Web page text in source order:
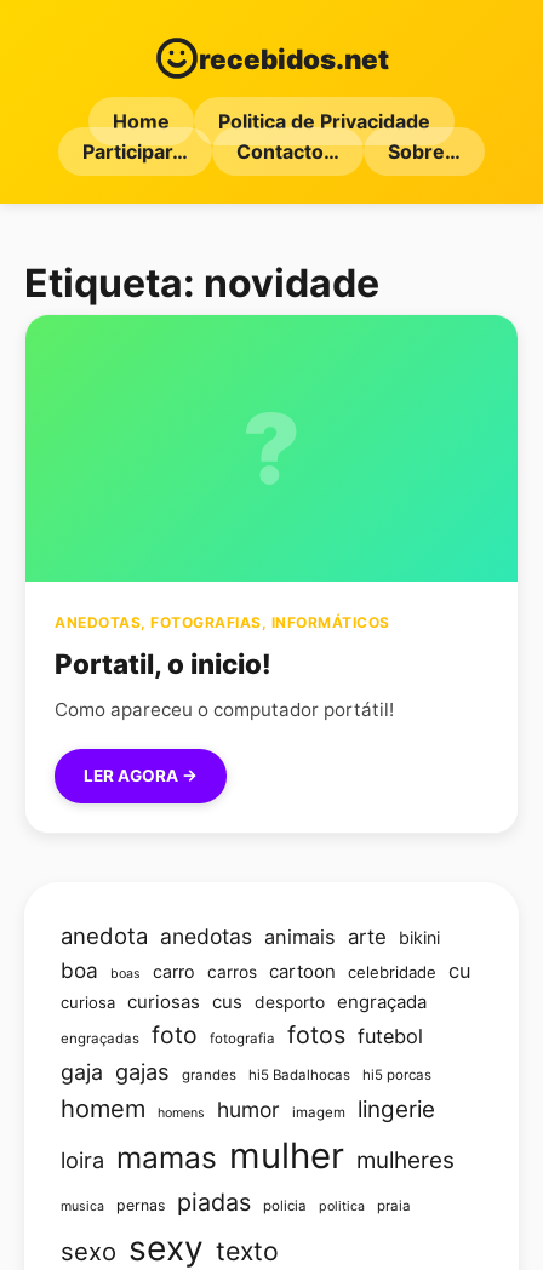
recebidos.net
Home
Politica de Privacidade
Participar…
Contacto… Sobre…
Etiqueta: novidade
?
ANEDOTAS, FOTOGRAFIAS, INFORMÁTICOS
Portatil, o inicio!
Como apareceu o computador portátil!
LER AGORA →
anedota anedotas animais arte bikini
boa boas carro carros cartoon celebridade cu
curiosa curiosas cus desporto engraçada
engraçadas foto fotografia fotos futebol
gaja gajas grandes hi5 Badalhocas hi5 porcas
homem homens humor imagem lingerie
loira mamas mulher mulheres
musica pernas piadas policia politica praia
sexo sexy texto